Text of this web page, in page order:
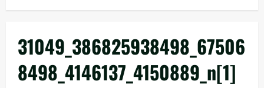
31049_386825938498_67506
8498_4146137_4150889_n[1]